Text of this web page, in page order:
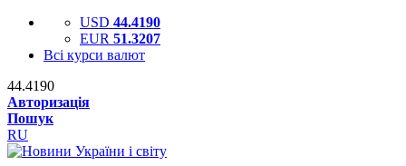
USD 44.4190
EUR 51.3207
Всі курси валют
44.4190
Авторизація
Пошук
RU